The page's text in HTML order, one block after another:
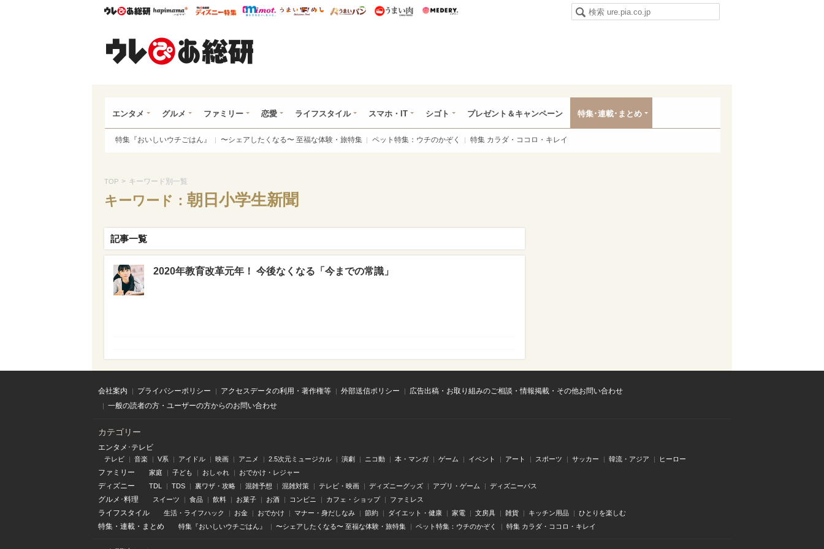
ウレぴあ総研ハピママ* ウレぴあ総研 ディズニー特集
mimot. うまいめし うまいパン うまい肉
エンタメ グルメ ファミリー 恋愛 ライフスタイル スマホ・IT シゴト プレゼント＆キャンペーン 特集･連載･まとめ
特集『おいしいウチごはん』 〜シェアしたくなる〜 至福な体験・旅特集 ペット特集：ウチのかぞく 特集 カラダ・ココロ・キレイ
TOP > キーワード別一覧
キーワード： 朝日小学生新聞
記事一覧
2020年教育改革元年！ 今後なくなる「今までの常識」
会社案内 プライバシーポリシー アクセスデータの利用・著作権等 外部送信ポリシー
広告出稿・お取り組みのご相談・情報掲載・その他お問い合わせ
一般の読者の方・ユーザーの方からのお問い合わせ
カテゴリー
エンタメ･テレビ
テレビ 音楽 V系 アイドル 映画 アニメ 2.5次元ミュージカル 演劇 ニコ動 本・マンガ ゲーム イベント アート スポーツ サッカー 韓流・アジア ヒーロー
ファミリー 家庭 子ども おしゃれ おでかけ・レジャー
ディズニー TDL TDS 裏ワザ・攻略 混雑予想 混雑対策 テレビ・映画 ディズニーグッズ アプリ・ゲーム ディズニーパス
グルメ･料理 スイーツ 食品 飲料 お菓子 お酒 コンビニ カフェ・ショップ ファミレス
ライフスタイル 生活・ライフハック お金 おでかけ マナー・身だしなみ 節約 ダイエット・健康 家電 文房具 雑貨 キッチン用品 ひとりを楽しむ
特集 ・ 連載 ・ まとめ 特集『おいしいウチごはん』 〜シェアしたくなる〜 至福な体験・旅特集 ペット特集：ウチのかぞく 特集 カラダ・ココロ・キレイ